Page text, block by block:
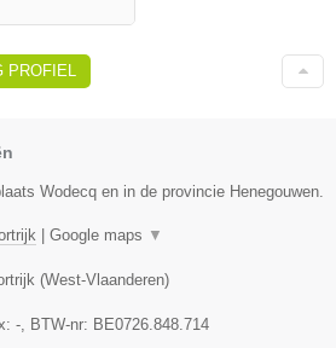
Wodecq en in de provincie Henegouwen.
Google maps ▼
(West-Vlaanderen)
- , BTW-nr: BE0726.848.714